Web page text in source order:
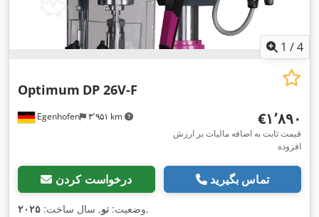
1 /4
Egenhofen ۳٬۹۵۱ km
Optimum DP 26V-F
‎€۱٬۸۹۰
قیمت ثابت به اضافه مالیات بر ارزش
افزوده
درخواست کردن تماس بگیرید
وضعیت: نو, سال ساخت: ۲۰۲۵ ,